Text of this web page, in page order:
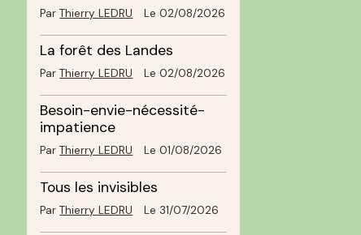
ParThierry LEDRU Le 02/08/2026
La forêt des Landes
ParThierry LEDRU Le 02/08/2026
Besoin-envie-nécessité-
impatience
ParThierry LEDRU Le 01/08/2026
Tous les invisibles
ParThierry LEDRU Le 31/07/2026